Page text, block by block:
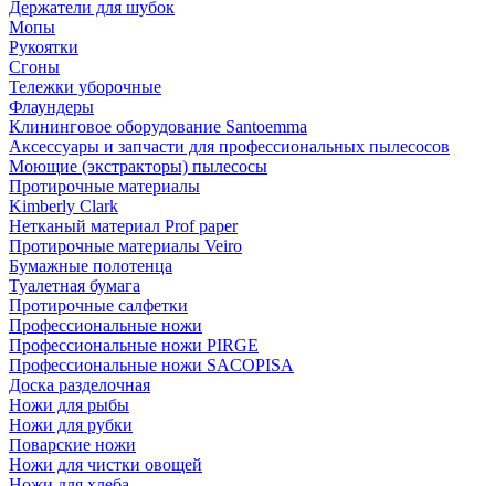
Держатели для шубок
Мопы
Рукоятки
Сгоны
Тележки уборочные
Флаундеры
Клининговое оборудование Santoemma
Аксессуары и запчасти для профессиональных пылесосов
Моющие (экстракторы) пылесосы
Протирочные материалы
Kimberly Clark
Нетканый материал Prof paper
Протирочные материалы Veiro
Бумажные полотенца
Туалетная бумага
Протирочные салфетки
Профессиональные ножи
Профессиональные ножи PIRGE
Профессиональные ножи SACOPISA
Доска разделочная
Ножи для рыбы
Ножи для рубки
Поварские ножи
Ножи для чистки овощей